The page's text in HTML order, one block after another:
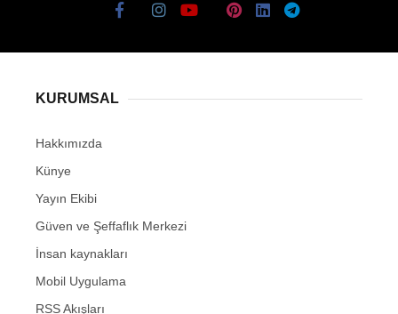
KURUMSAL
Hakkımızda
Künye
Yayın Ekibi
Güven ve Şeffaflık Merkezi
İnsan kaynakları
Mobil Uygulama
RSS Akışları